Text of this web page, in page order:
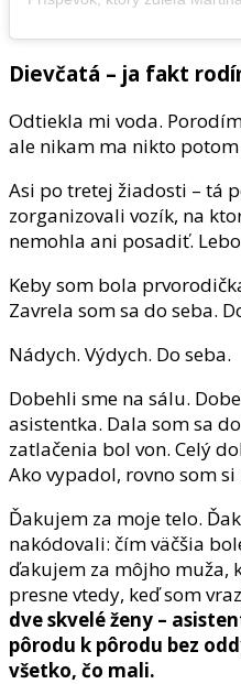
Dievčatá – ja fakt
Odtiekla mi voda.
ale nikam ma nikto
Asi po tretej žiadosti – tá
zorganizovali vozík, na
nemohla ani posadiť.
Keby som bola
Zavrela som sa do seba.
Nádych. Výdych. Do seba.
Dobehli sme na sálu.
asistentka. Dala som sa
zatlačenia bol von. Celý
Ako vypadol, rovno som
Ďakujem za moje telo.
nakódovali: čím väčšia
ďakujem za môjho muža,
presne vtedy, keď som
dve skvelé ženy –
pôrodu k pôrodu bez
všetko, čo mali.